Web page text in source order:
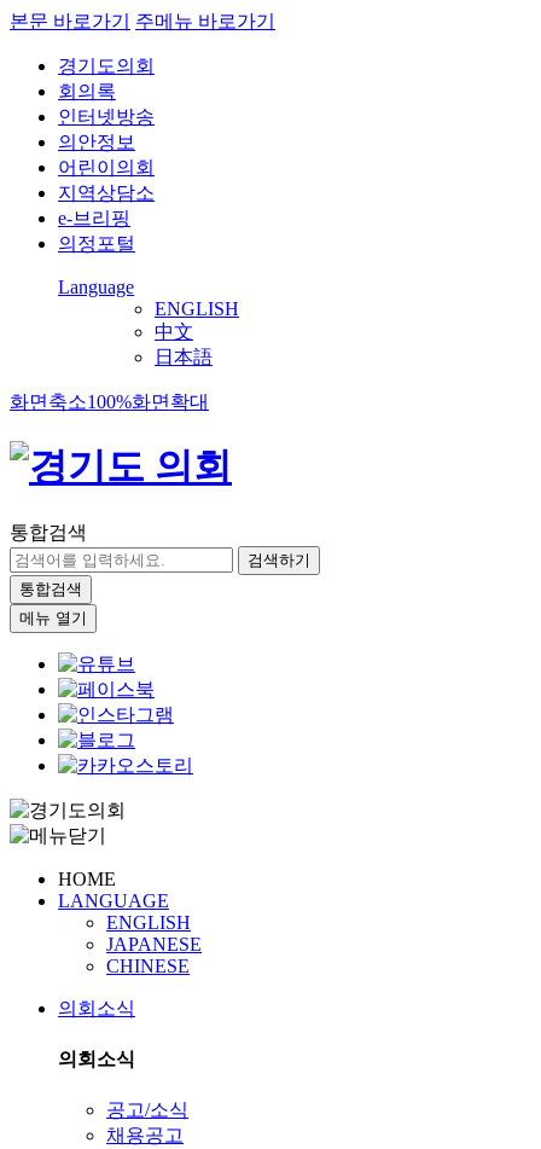
본문 바로가기 주메뉴 바로가기
경기도의회
회의록
인터넷방송
의안정보
어린이의회
지역상담소
e-브리핑
의정포털
Language
ENGLISH
中文
日本語
화면축소100%화면확대
통합검색
검색하기
통합검색
메뉴 열기
HOME
LANGUAGE
ENGLISH
JAPANESE
CHINESE
의회소식
의회소식
공고/소식
채용공고